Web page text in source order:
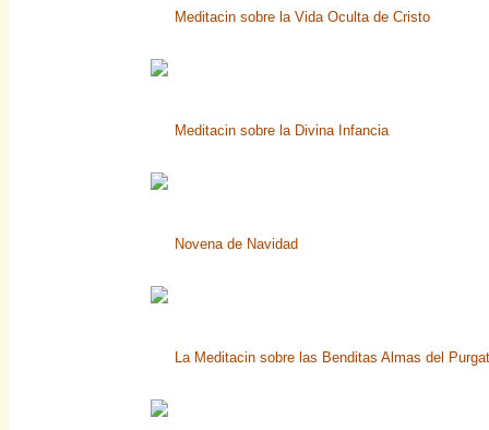
Meditacin sobre la Vida Oculta de Cristo
Meditacin sobre la Divina Infancia
Novena de Navidad
La Meditacin sobre las Benditas Almas del